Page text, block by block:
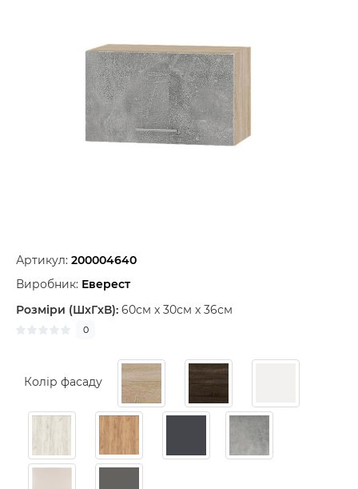
Артикул: 200004640
Виробник: Еверест
Розміри (ШxГxВ): 60см x 30см x 36см
0
Колір фасаду